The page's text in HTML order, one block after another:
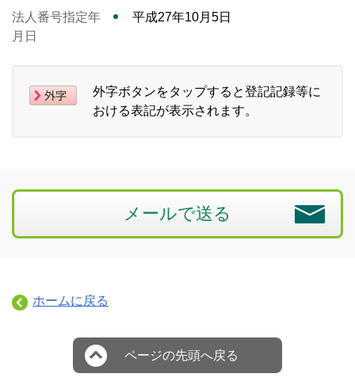
法人番号指定年
月日
平成27年10月5日
外字ボタンをタップすると登記記録等に
おける表記が表示されます。
メールで送る
ホームに戻る
ページの先頭へ戻る